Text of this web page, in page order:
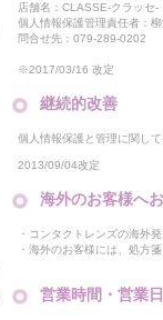
店舗名：CLASSE-クラッセ-
個人情報保護管理責任者：
問合せ先：079-289-0202
※2017/03/16 改定
継続的改善
個人情報保護と管理に関し
2013/09/04改定
海外のお客様へ
・コンタクトレンズの海外
・海外のお客様には、処方
営業時間・営業